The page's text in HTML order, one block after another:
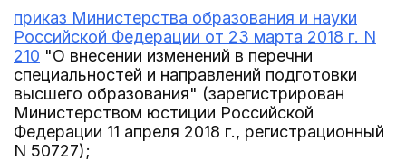
приказ Министерства образования и науки
Российской Федерации от 23 марта 2018 г. N
210 "О внесении изменений в перечни
специальностей и направлений подготовки
высшего образования" (зарегистрирован
Министерством юстиции Российской
Федерации 11 апреля 2018 г., регистрационный
N 50727);